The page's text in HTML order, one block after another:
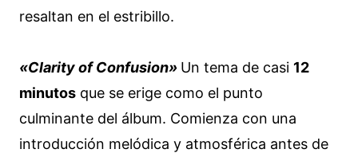
resaltan en el estribillo.
«Clarity of Confusion» Un tema de casi 12
minutos que se erige como el punto
culminante del álbum. Comienza con una
introducción melódica y atmosférica antes de